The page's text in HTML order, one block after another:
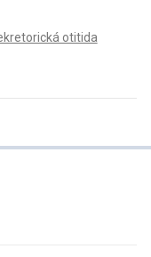
otitida